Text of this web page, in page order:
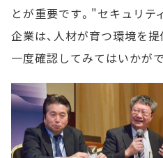
とが重要です。"セキュリ
企業は、人材が育つ環境を
一度確認してみてはいかがで